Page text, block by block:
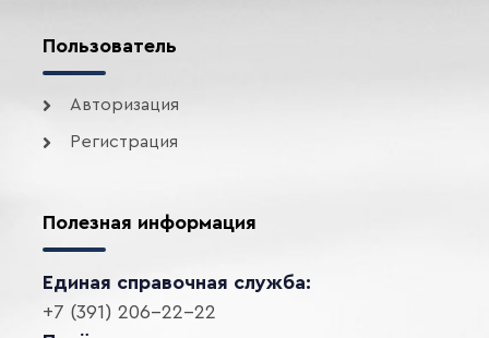
Пользователь
Авторизация
Регистрация
Полезная информация
Единая справочная служба:
+7 (391) 206-22-22